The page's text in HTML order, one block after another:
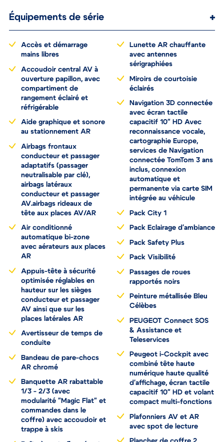
Équipements de série
Accès et démarrage
mains libres
Accoudoir central AV à
ouverture papillon, avec
compartiment de
rangement éclairé et
réfrigérable
Aide graphique et sonore
au stationnement AR
Airbags frontaux
conducteur et passager
adaptatifs (passager
neutralisable par clé),
airbags latéraux
conducteur et passager
AV.airbags rideaux de
tête aux places AV/AR
Air conditionné
automatique bi-zone
avec aérateurs aux places
AR
Appuis-tête à sécurité
optimisée réglables en
hauteur sur les sièges
conducteur et passager
AV ainsi que sur les
places latérales AR
Avertisseur de temps de
conduite
Bandeau de pare-chocs
AR chromé
Banquette AR rabattable
1/3 - 2/3 (avec
modularité "Magic Flat" et
commandes dans le
coffre) avec accoudoir et
trappe à skis
Lunette AR chauffante
avec antennes
sérigraphiées
Miroirs de courtoisie
éclairés
Navigation 3D connectée
avec écran tactile
capacitif 10" HD Avec
reconnaissance vocale,
cartographie Europe,
services de Navigation
connectée TomTom 3 ans
inclus, connexion
automatique et
permanente via carte SIM
intégrée au véhicule
Pack City 1
Pack Eclairage d'ambiance
Pack Safety Plus
Pack Visibilité
Passages de roues
rapportés noirs
Peinture métallisée Bleu
Célèbes
PEUGEOT Connect SOS
& Assistance et
Teleservices
Peugeot i-Cockpit avec
combiné tête haute
numérique haute qualité
d'affichage, écran tactile
capacitif 10" HD et volant
compact multi-fonctions
Plafonniers AV et AR
avec spot de lecture